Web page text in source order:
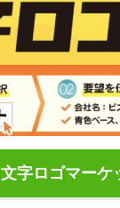
文字ロゴマーケ